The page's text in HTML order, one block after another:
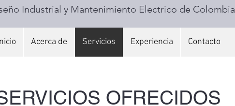
Industrial y Mantenimiento Electrico de Colombia
Acerca de Servicios Experiencia Contacto
OFRECIDOS